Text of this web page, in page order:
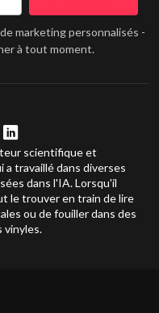
marketing personnalisés -
à tout moment.
scientifique et
a travaillé dans diverses
dans l'IA. Lorsqu'il
le trouver en train de lire
ou de fouiller dans des
vinyles.